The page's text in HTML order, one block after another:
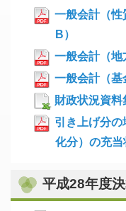
一般会計（
B）
一般会計（地
一般会計（基
財政状況資料
引き上げ分
化分）の充当
平成28年度